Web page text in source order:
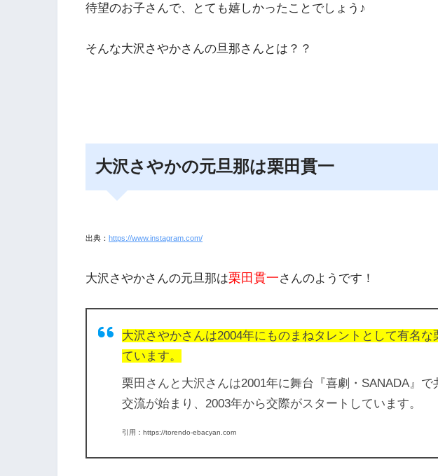
待望のお子さんで、とても嬉しかったことでしょう♪
そんな大沢さやかさんの旦那さんとは？？
大沢さやかの元旦那は栗田貫一
出典： https://www.instagram.com/
大沢さやかさんの元旦那は栗田貫一さんのようです！
大沢さやかさんは2004年にものまねタレントとして有名
ています。
栗田さんと大沢さんは2001年に舞台『喜劇・SANADA』
交流が始まり、2003年から交際がスタートしています。
引用：https://torendo-ebacyan.com